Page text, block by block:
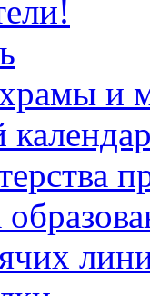
и